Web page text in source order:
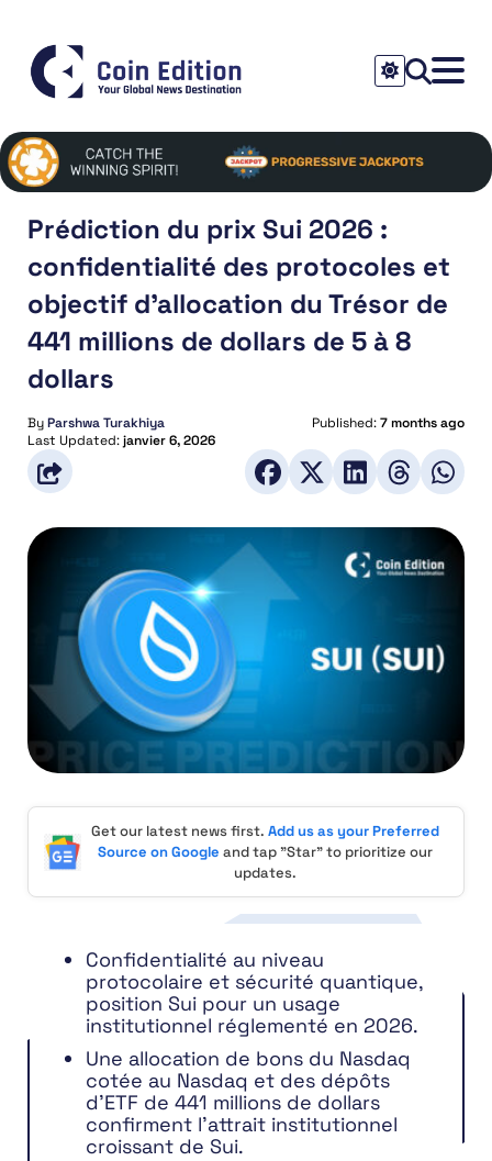
Prédiction du prix Sui 2026 :
confidentialité des protocoles et
objectif d’allocation du Trésor de
441 millions de dollars de 5 à 8
dollars
ByParshwa Turakhiya Published:7 months ago
Last Updated:janvier 6, 2026
Get our latest news first. Add us as your Preferred
Source on Google and tap "Star" to prioritize our
updates.
Confidentialité au niveau
protocolaire et sécurité quantique,
position Sui pour un usage
institutionnel réglementé en 2026.
Une allocation de bons du Nasdaq
cotée au Nasdaq et des dépôts
d’ETF de 441 millions de dollars
confirment l’attrait institutionnel
croissant de Sui.